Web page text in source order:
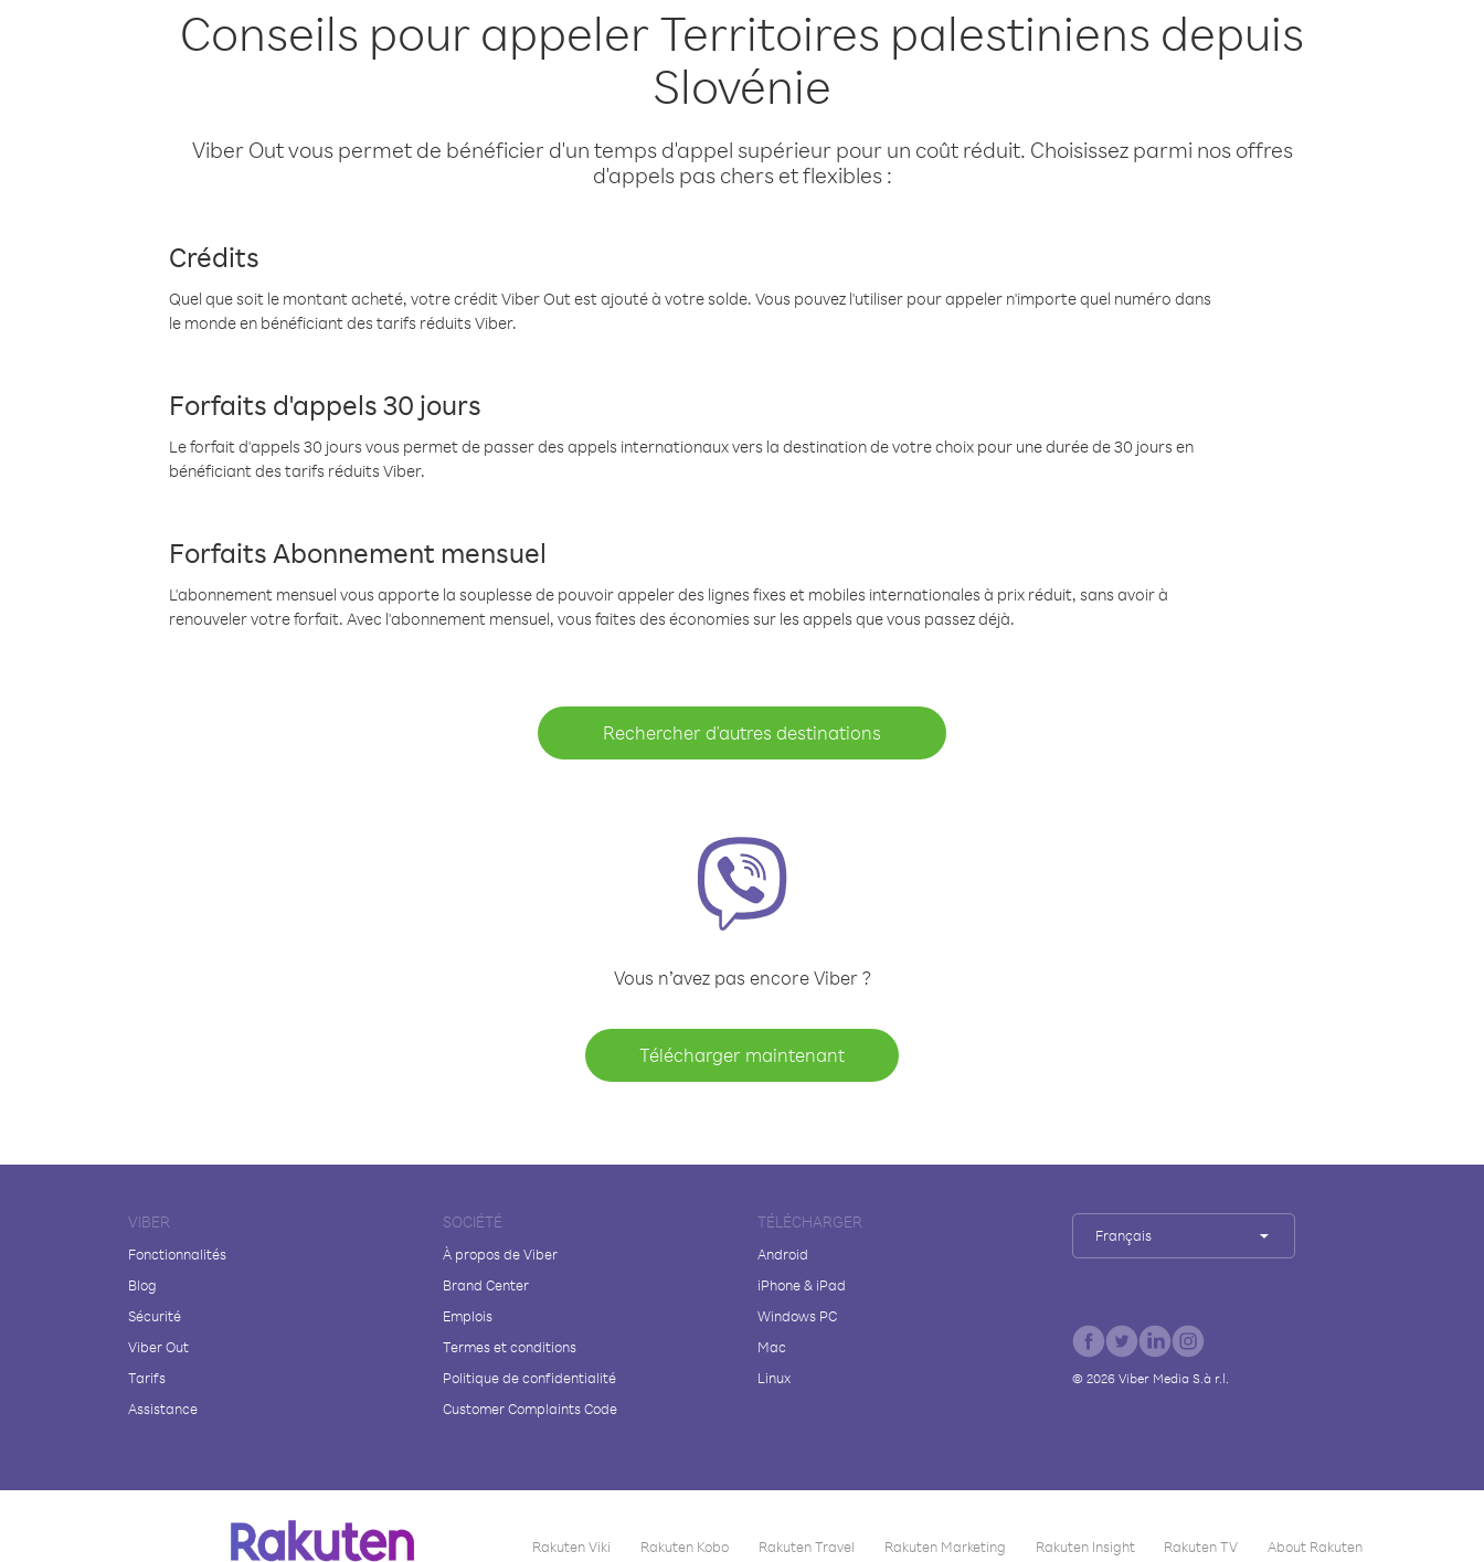
Conseils pour appeler Territoires palestiniens depuis
Slovénie
Viber Out vous permet de bénéficier d'un temps d'appel supérieur pour un coût réduit. Choisissez parmi nos offres
d'appels pas chers et flexibles :
Crédits
Quel que soit le montant acheté, votre crédit Viber Out est ajouté à votre solde. Vous pouvez l'utiliser pour appeler n'importe quel numéro dans
le monde en bénéficiant des tarifs réduits Viber.
Forfaits d'appels 30 jours
Le forfait d'appels 30 jours vous permet de passer des appels internationaux vers la destination de votre choix pour une durée de 30 jours en
bénéficiant des tarifs réduits Viber.
Forfaits Abonnement mensuel
L'abonnement mensuel vous apporte la souplesse de pouvoir appeler des lignes fixes et mobiles internationales à prix réduit, sans avoir à
renouveler votre forfait. Avec l'abonnement mensuel, vous faites des économies sur les appels que vous passez déjà.
Rechercher d'autres destinations
Vous n’avez pas encore Viber ?
Télécharger maintenant
VIBER
Fonctionnalités
Blog
Sécurité
Viber Out
Tarifs
Assistance
SOCIÉTÉ
À propos de Viber
Brand Center
Emplois
Termes et conditions
Politique de confidentialité
Customer Complaints Code
TÉLÉCHARGER
Android
iPhone & iPad
Windows PC
Mac
Linux
Français
© 2026 Viber Media S.à r.l.
Rakuten Viki Rakuten Kobo Rakuten Travel Rakuten Marketing Rakuten Insight Rakuten TV About Rakuten